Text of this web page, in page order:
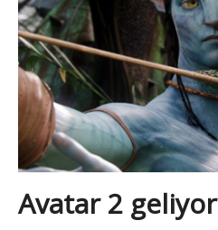
Avatar 2 geliyor